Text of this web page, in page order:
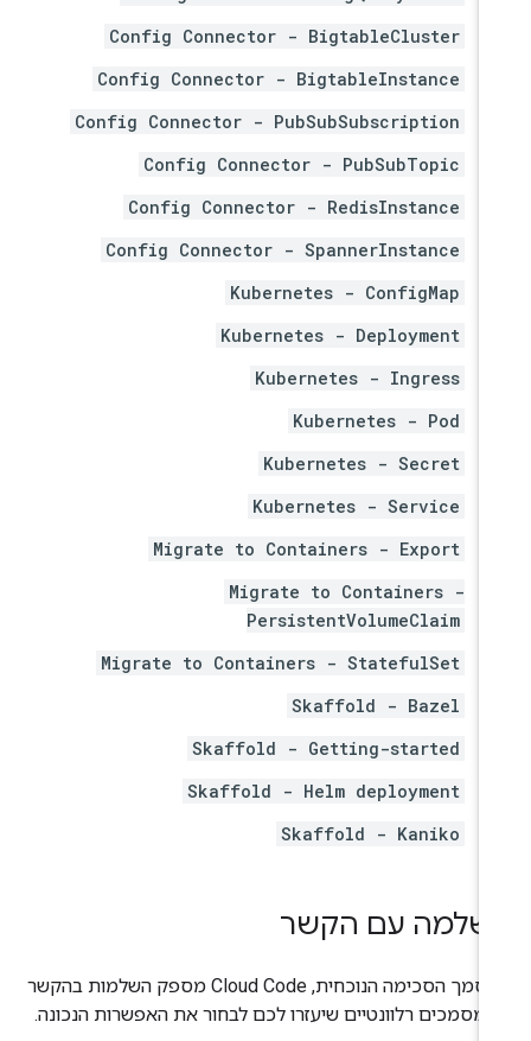
Config Connector - BigtableCluster
Config Connector - BigtableInstance
Config Connector - PubSubSubscription
Config Connector - PubSubTopic
Config Connector - RedisInstance
Config Connector - SpannerInstance
Kubernetes - ConfigMap
Kubernetes - Deployment
Kubernetes - Ingress
Kubernetes - Pod
Kubernetes - Secret
Kubernetes - Service
Migrate to Containers - Export
Migrate to Containers -
PersistentVolumeClaim
Migrate to Containers - StatefulSet
Skaffold - Bazel
Skaffold - Getting-started
Skaffold - Helm deployment
Skaffold - Kaniko
עם הקשר
על סמך הסכימה הנוכחית, Cloud Code מספק השלמות בהקשר
מסמכים רלוונטיים שיעזרו לכם לבחור את האפשרות הנכונה.